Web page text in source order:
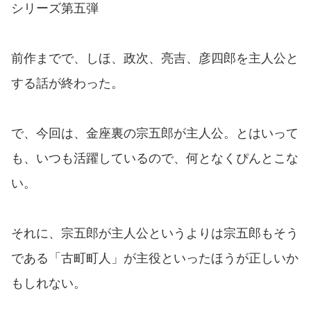
シリーズ第五弾
前作までで、しほ、政次、亮吉、彦四郎を主人公と
する話が終わった。
で、今回は、金座裏の宗五郎が主人公。とはいって
も、いつも活躍しているので、何となくぴんとこな
い。
それに、宗五郎が主人公というよりは宗五郎もそう
である「古町町人」が主役といったほうが正しいか
もしれない。